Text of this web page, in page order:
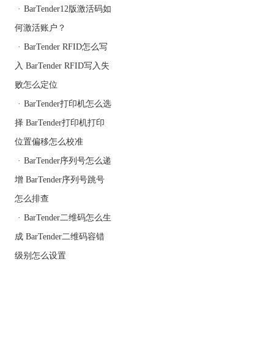
想要了解更多关于
BarTender条码标签设计软
件的使用教程，可点击
找你想要的内容。
· BarTender12版激活码如
何激活账户？
· BarTender RFID怎么写
入 BarTender RFID写入失
败怎么定位
· BarTender打印机怎么选
择 BarTender打印机打印
位置偏移怎么校准
· BarTender序列号怎么递
增 BarTender序列号跳号
怎么排查
· BarTender二维码怎么生
成 BarTender二维码容错
级别怎么设置